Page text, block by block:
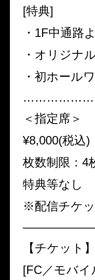
[特典]
・1F中通路
・オリジナ
・初ホール
＜指定席＞
¥8,000(税込)
枚数制限：4
特典等なし
※配信チケ
【チケット】
[FC／モバイ